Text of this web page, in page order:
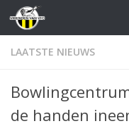
Doorgaan naar
LAATSTE NIEUWS
de handen